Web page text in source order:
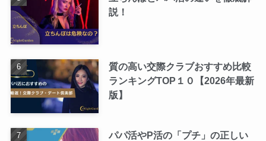
説！
質の高い交際クラブおすすめ比較
ランキングTOP１０【2026年最新
版】
パパ活やP活の「プチ」の正しい